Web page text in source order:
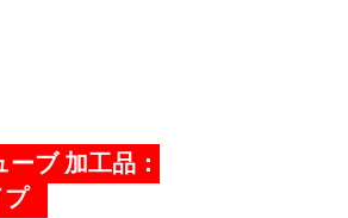
ブ 加工品：